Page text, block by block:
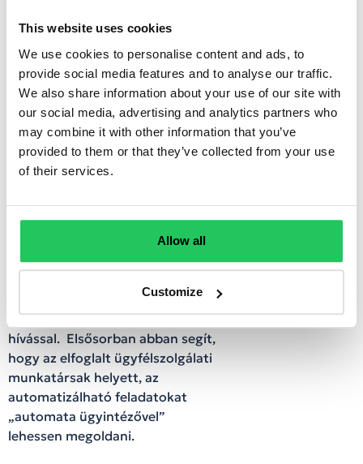
This website uses cookies
We use cookies to personalise content and ads, to
provide social media features and to analyse our traffic.
We also share information about your use of our site with
our social media, advertising and analytics partners who
may combine it with other information that you’ve
provided to them or that they’ve collected from your use
of their services.
Allow all
Customize
érkező API hívással.
AD szinkronizáció
– Biztosítja a
rendszer szinkronizálását az
előfizetői Active Directory
adataid alapján. Így a
felhasználói adatok pl. egy külső
rendszerből paraméterezhetők,
pedig akár egy külső rendszerből
is beállíthatod.
Kimenő IVR– Ez egy kihívásra
Előfizető egy saját rendszeréből
(pl. CRM, ERP) hívhat meg API
hívással. Elsősorban abban segít,
hogy az elfoglalt ügyfélszolgálati
munkatársak helyett, az
automatizálható feladatokat
„automata ügyintézővel”
lehessen megoldani.